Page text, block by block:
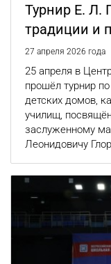
Турнир Е. Л.
традиции и
27 апреля 2026 года
25 апреля в
прошёл турнир
детских домов,
училищ,
заслуженному
Леонидовичу